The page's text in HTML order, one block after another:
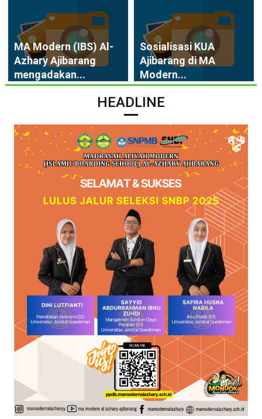
MA Modern (IBS) Al-
Azhary Ajibarang
mengadakan...
Sosialisasi KUA
Ajibarang di MA
Modern...
HEADLINE